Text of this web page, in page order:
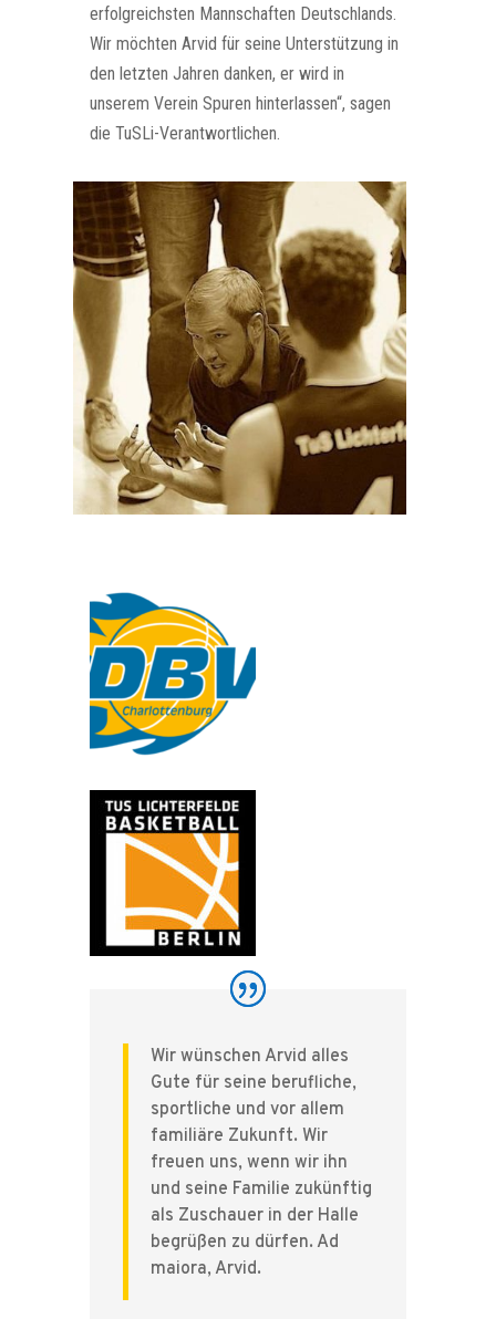
erfolgreichsten Mannschaften Deutschlands.
Wir möchten Arvid für seine Unterstützung in
den letzten Jahren danken, er wird in
unserem Verein Spuren hinterlassen“, sagen
die TuSLi-Verantwortlichen.
Wir wünschen Arvid alles
Gute für seine berufliche,
sportliche und vor allem
familiäre Zukunft. Wir
freuen uns, wenn wir ihn
und seine Familie zukünftig
als Zuschauer in der Halle
begrüßen zu dürfen. Ad
maiora, Arvid.